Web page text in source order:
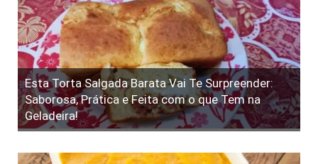
Esta Torta Salgada Barata Vai Te Surpreender:
Saborosa, Prática e Feita com o que Tem na
Geladeira!